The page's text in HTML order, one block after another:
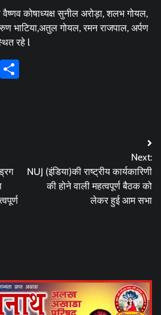
कोषाध्यक्ष सुनील अरोड़ा, शलभ गोयल,
भाटिया,अतुल गोयल, रमन राजपाल, अर्पण
रहे l
Telegram
Next:
NUJ (इंडिया)की राष्ट्रीय कार्यकारिणी
की होने वाली महत्वपूर्ण बैठक को
लेकर हुई आम सभा